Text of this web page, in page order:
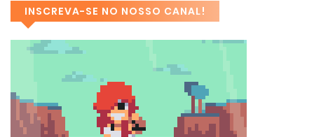
INSCREVA-SE NO NOSSO CANAL!